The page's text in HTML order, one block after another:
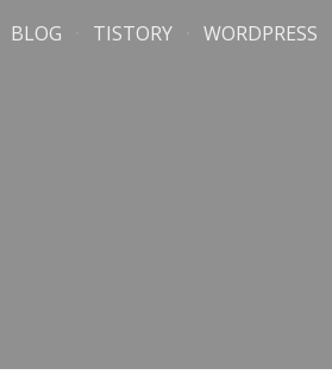
to navigation
BLOG TISTORY WORDPRESS